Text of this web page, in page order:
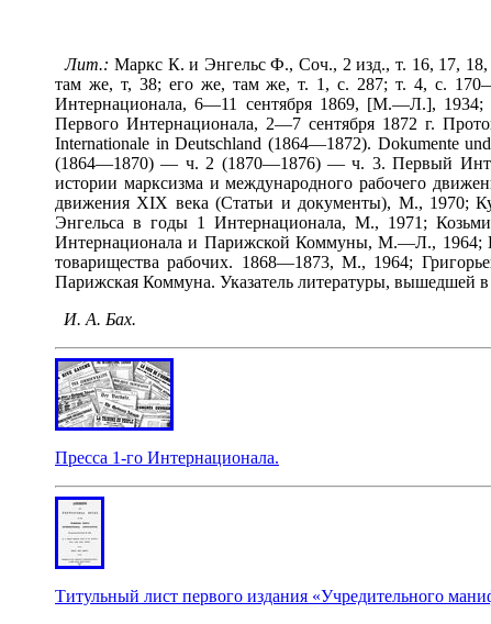
Лит.: Маркс К. и Энгельс Ф., Соч., 2 изд., т. 16, 17,
там же, т, 38; его же, там же, т. 1, с. 287; т. 4, с.
Интернационала, 6—11 сентября 1869, [М.—Л.], 1934;
Первого Интернационала, 2—7 сентября 1872 г.
Internationale in Deutschland (1864—1872). Dokumente
(1864—1870) — ч. 2 (1870—1876) — ч. 3. Первый
истории марксизма и международного рабочего
движения XIX века (Статьи и документы), М., 1970;
Энгельса в годы 1 Интернационала, М., 1971;
Интернационала и Парижской Коммуны, М.—Л., 1964;
товарищества рабочих. 1868—1873, М., 1964;
Парижская Коммуна. Указатель литературы,
И. А. Бах.
Пресса 1-го Интернационала.
Титульный лист первого издания «Учредительного